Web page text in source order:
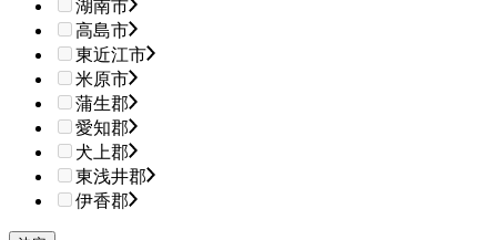
湖南市
高島市
東近江市
米原市
蒲生郡
愛知郡
犬上郡
東浅井郡
伊香郡